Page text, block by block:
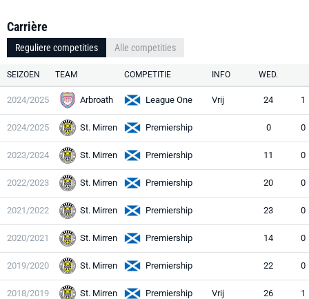
Carrière
Reguliere competities Alle competities
SEIZOEN TEAM COMPETITIE INFO WED.
2024/2025 Arbroath League One Vrij 24 1
2024/2025 St. Mirren Premiership 0 0
2023/2024 St. Mirren Premiership 11 0
2022/2023 St. Mirren Premiership 20 0
2021/2022 St. Mirren Premiership 23 0
2020/2021 St. Mirren Premiership 14 0
2019/2020 St. Mirren Premiership 22 0
2018/2019 St. Mirren Premiership Vrij 26 1